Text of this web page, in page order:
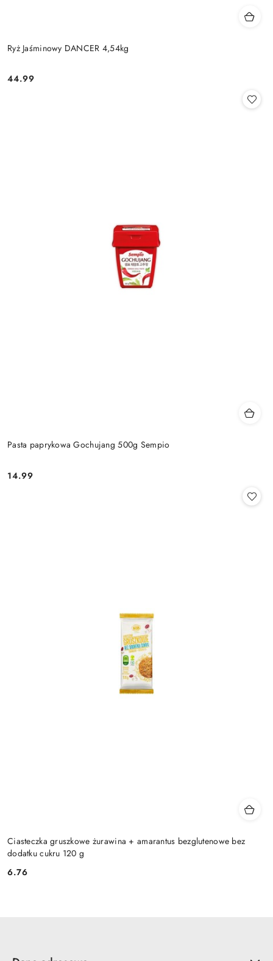
Ryż Jaśminowy DANCER 4,54kg
Cena:
44.99
Pasta paprykowa Gochujang 500g Sempio
Cena:
14.99
Ciasteczka gruszkowe żurawina + amarantus bezglutenowe bez
dodatku cukru 120 g
Cena:
6.76